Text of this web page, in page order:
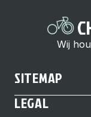
Wij
SITEMAP
LEGAL